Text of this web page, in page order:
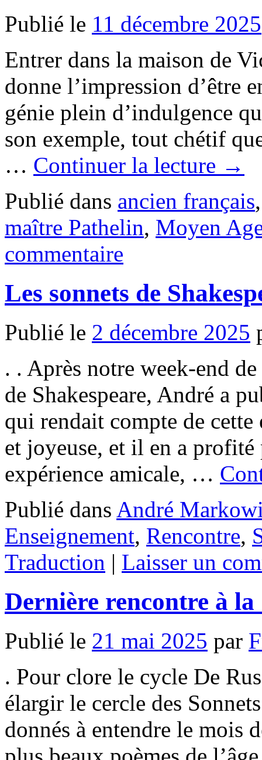
Publié le 11 décembre 2025
Entrer dans la maison de
donne l’impression d’être
génie plein d’indulgence
son exemple, tout chétif
… Continuer la lecture →
Publié dans ancien français
maître Pathelin, Moyen
commentaire
Les sonnets de
Publié le 2 décembre 2025
. . Après notre week-end
de Shakespeare, André a
qui rendait compte de cette
et joyeuse, et il en a
expérience amicale, …
Publié dans André
Enseignement, Rencontre,
Traduction | Laisser un
Dernière rencontre à la
Publié le 21 mai 2025 par
. Pour clore le cycle De
élargir le cercle des
donnés à entendre le mois